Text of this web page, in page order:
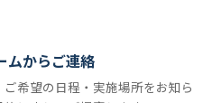
ムからご連絡
希望の日程・実施場所をお知ら